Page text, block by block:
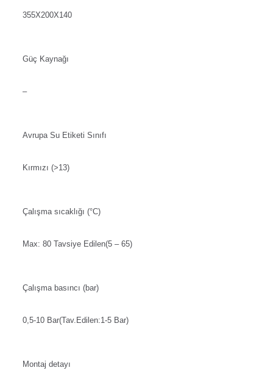
355X200X140
Güç Kaynağı
–
Avrupa Su Etiketi Sınıfı
Kırmızı (>13)
Çalışma sıcaklığı (°C)
Max: 80 Tavsiye Edilen(5 – 65)
Çalışma basıncı (bar)
0,5-10 Bar(Tav.Edilen:1-5 Bar)
Montaj detayı